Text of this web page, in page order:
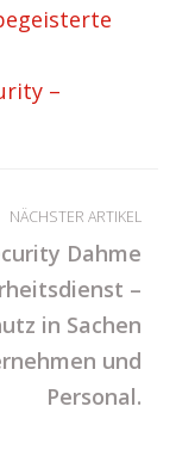
–
NÄCHSTER ARTIKEL
Dahme
–
in Sachen
und
Personal.